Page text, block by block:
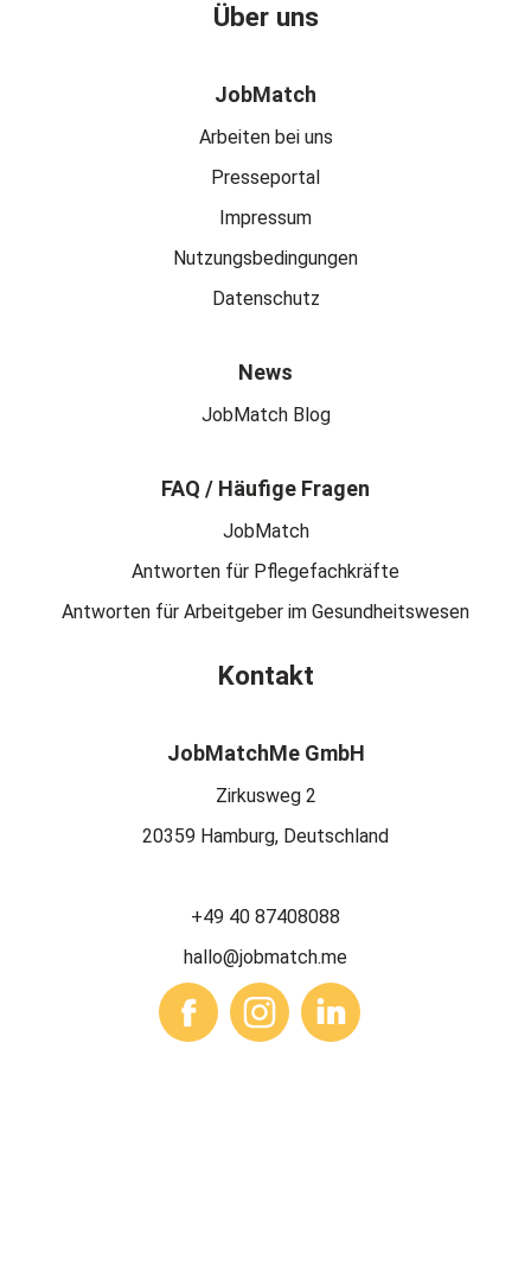
Über uns
JobMatch
Arbeiten bei uns
Presseportal
Impressum
Nutzungsbedingungen
Datenschutz
News
JobMatch Blog
FAQ / Häufige Fragen
JobMatch
Antworten für Pflegefachkräfte
Antworten für Arbeitgeber im Gesundheitswesen
Kontakt
JobMatchMe GmbH
Zirkusweg 2
20359 Hamburg, Deutschland
+49 40 87408088
hallo@jobmatch.me